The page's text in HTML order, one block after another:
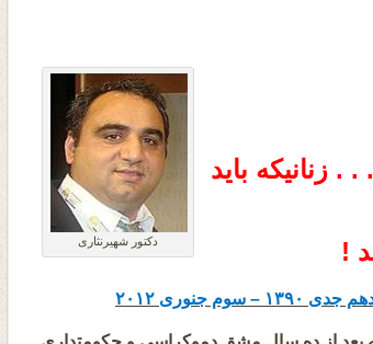
دکتور شهیرنثاری
زنانیکه باید
!
جدی ۱۳۹۰ – سوم جنوری ۲۰۱۲